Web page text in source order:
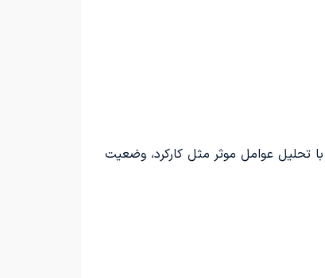
تحلیل عوامل موثر مثل کارکرد، وضعیت